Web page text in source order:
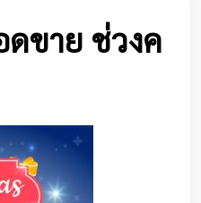
ขาย ช่วงค